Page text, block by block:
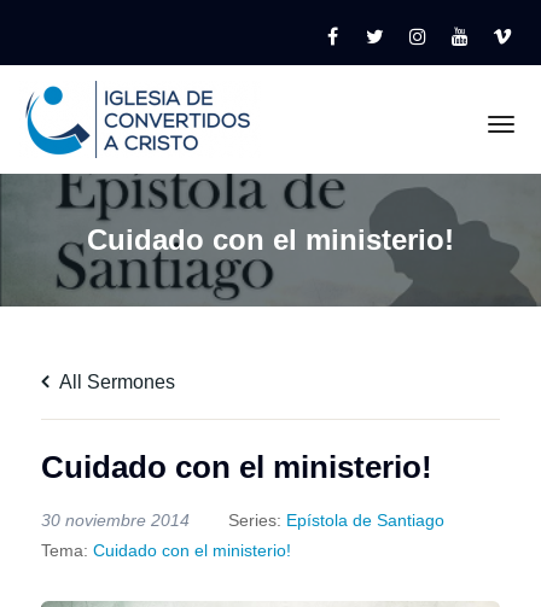
Cuidado con el ministerio!
All Sermones
Cuidado con el ministerio!
30 noviembre 2014 Series: Epístola de Santiago
Tema: Cuidado con el ministerio!